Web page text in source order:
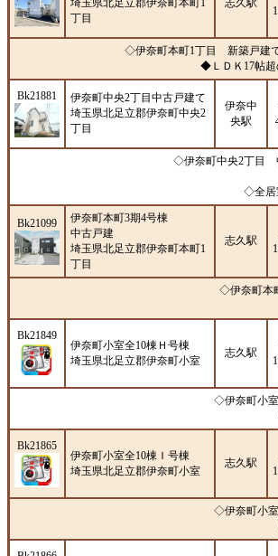
埼玉県北足立郡伊奈町本町1
丁目
志久駅
◇伊奈町本町1丁目 新築戸建
◆ＬＤＫ17帖
Bk21881
伊奈町中央2丁目中古戸建て
埼玉県北足立郡伊奈町中央2
丁目
伊奈中
央駅
◇伊奈町中央2丁目
◇全居
Bk21099
伊奈町本町3期4号棟
中古戸建
埼玉県北足立郡伊奈町本町1
丁目
志久駅
◇伊奈町本
Bk21849
伊奈町小室全10棟Ｈ号棟
埼玉県北足立郡伊奈町小室
志久駅
◇伊奈町小
Bk21865
伊奈町小室全10棟Ｉ号棟
埼玉県北足立郡伊奈町小室
志久駅
◇伊奈町小